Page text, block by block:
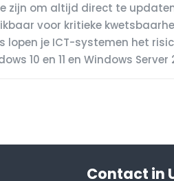
zijn om altijd direct te
voor kritieke
je ICT-systemen het
10 en 11 en Windows Server
Contact in